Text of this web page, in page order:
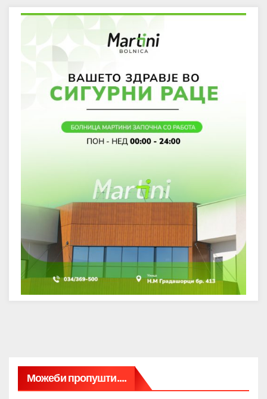
Можеби пропушти....